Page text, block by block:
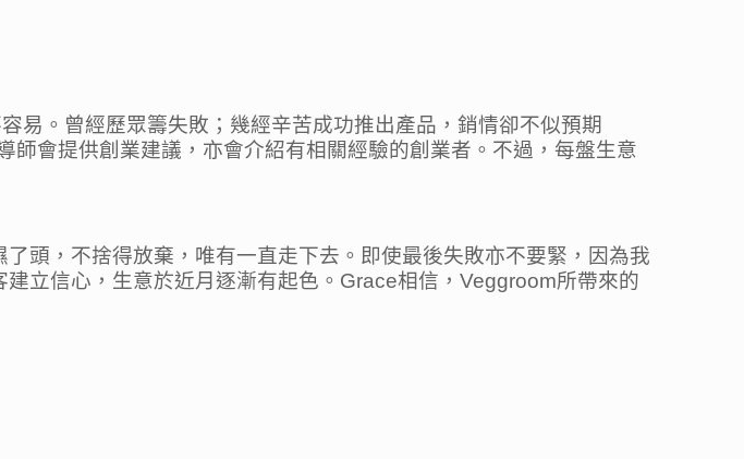
易。曾經歷眾籌失敗；幾經辛苦成功推出產品，銷情卻不似預期
會提供創業建議，亦會介紹有相關經驗的創業者。不過，每盤生意
頭，不捨得放棄，唯有一直走下去。即使最後失敗亦不要緊，因為我
立信心，生意於近月逐漸有起色。Grace相信，Veggroom所帶來的